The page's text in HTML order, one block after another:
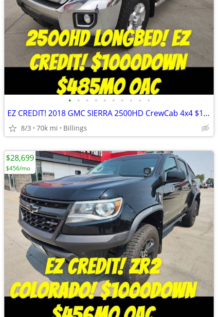
• • • • • • • • • •
EZ CREDIT! 2018 GMC SIERRA 2500HD CrewCab 4x4 $1000Down $485mo OAC
8/3 70k mi Billings
$28,699
$456/mo